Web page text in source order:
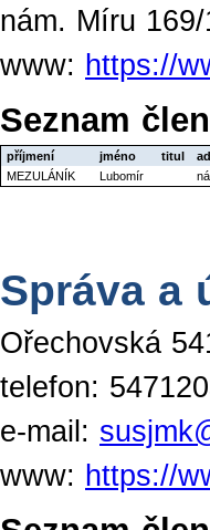
nám. Míru
www: https://
Seznam
příjmení jméno titul
MEZULÁNÍK
Lubomír
Správa a
Ořechovská
telefon:
e-mail:
www: https://